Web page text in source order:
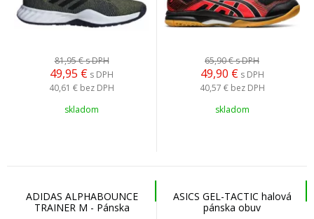
81,95 €s DPH
49,95 € s DPH
40,61 € bez DPH
skladom
65,90 €s DPH
49,90 € s DPH
40,57 € bez DPH
skladom
ADIDAS ALPHABOUNCE
TRAINER M - Pánska
ASICS GEL-TACTIC halová
pánska obuv